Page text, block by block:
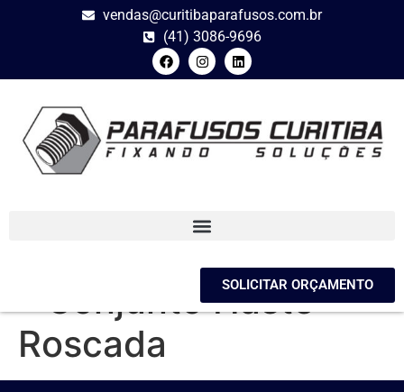
vendas@curitibaparafusos.com.br
(41) 3086-9696
SOLICITAR ORÇAMENTO
Barra Haste Roscada
– Conjunto Haste
Roscada